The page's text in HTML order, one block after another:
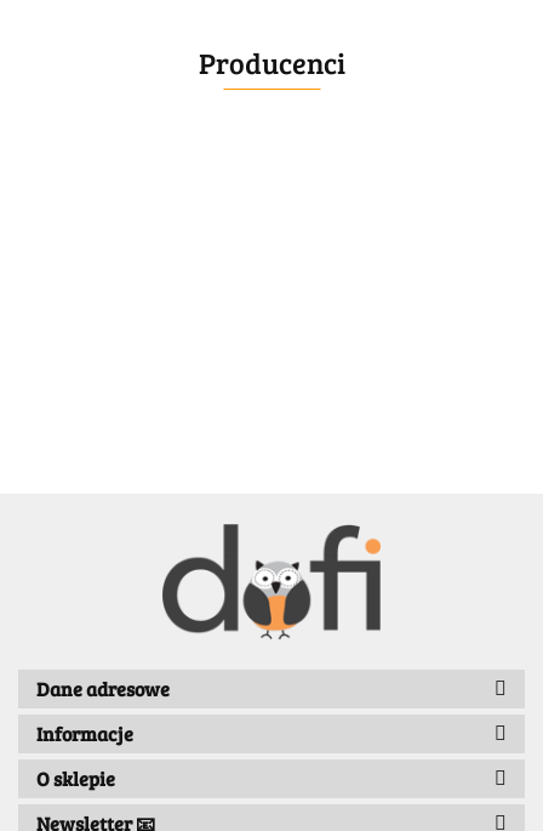
Producenci
BENASSI/GALGI
Dane adresowe
Informacje
O sklepie
Newsletter 📧